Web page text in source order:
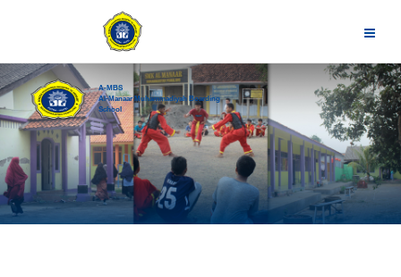
A-MBS
Al-Manaar Muhammadiyah Boarding
School